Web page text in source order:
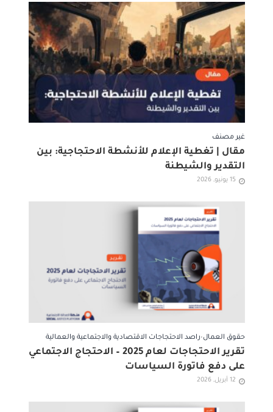
غير مصنف
مقال | تغطية الإعلام للأنشطة الاحتجاجية: بين
التقدير والشيطنة
15 يونيو, 2026
حقوق العمال•راصد الاحتجاجات الاقتصادية والاجتماعية والعمالية
تقرير الاحتجاجات لعام 2025 – الاحتجاج الاجتماعي
على دفع فاتورة السياسات
12 أبريل, 2026